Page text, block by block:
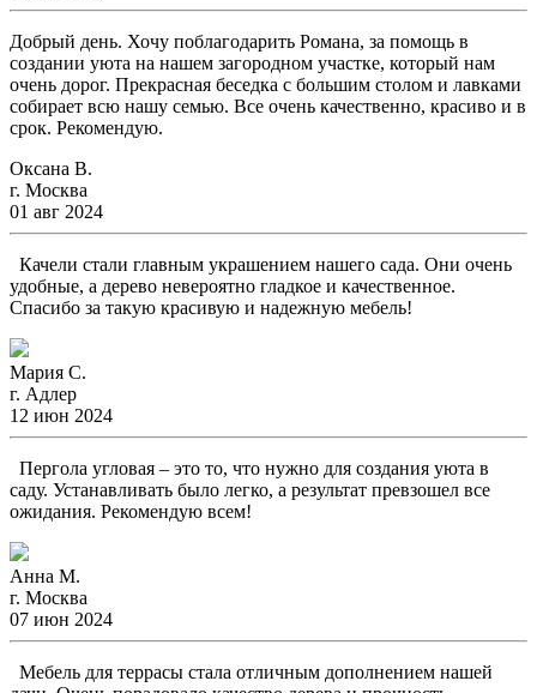
Добрый день. Хочу поблагодарить Романа, за помощь в
создании уюта на нашем загородном участке, который нам
очень дорог. Прекрасная беседка с большим столом и лавками
собирает всю нашу семью. Все очень качественно, красиво и в
срок. Рекомендую.
Оксана В.
г. Москва
01 авг 2024
Качели стали главным украшением нашего сада. Они очень
удобные, а дерево невероятно гладкое и качественное.
Спасибо за такую красивую и надежную мебель!
Мария С.
г. Адлер
12 июн 2024
Пергола угловая – это то, что нужно для создания уюта в
саду. Устанавливать было легко, а результат превзошел все
ожидания. Рекомендую всем!
Анна М.
г. Москва
07 июн 2024
Мебель для террасы стала отличным дополнением нашей